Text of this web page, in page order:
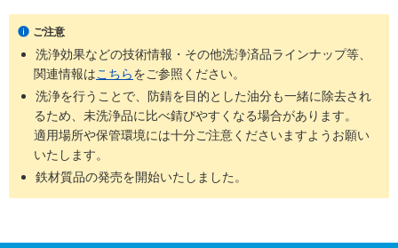
・精密洗浄（脱気2重梱包）
：型番SH-□□
・電解研磨＋精密洗浄（脱気2重梱包）
商品
型番
洗浄方法
梱包形
態
未洗浄品と
比べた効果
ご利用環境（目
□□
脱脂洗浄
防錆梱
包
油分除去 一般環境
通常組立工
程
バッテリー
□□
重梱包粉塵除去
ラス10～1,000）
立後工程
ご注意
洗浄効果などの技術情報・その他洗浄済品ラインナップ等、
関連情報はこちらをご参照ください。
洗浄を行うことで、防錆を目的とした油分も一緒に除去され
るため、未洗浄品に比べ錆びやすくなる場合があります。
適用場所や保管環境には十分ご注意くださいますようお願い
いたします。
鉄材質品の発売を開始いたしました。